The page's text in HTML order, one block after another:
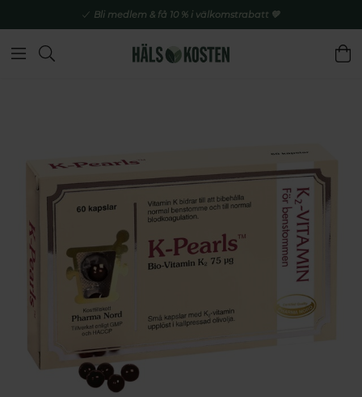
Bli medlem & få 10 % i välkomstrabatt 💚